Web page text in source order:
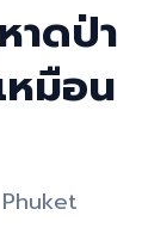
ดป่า
มือน